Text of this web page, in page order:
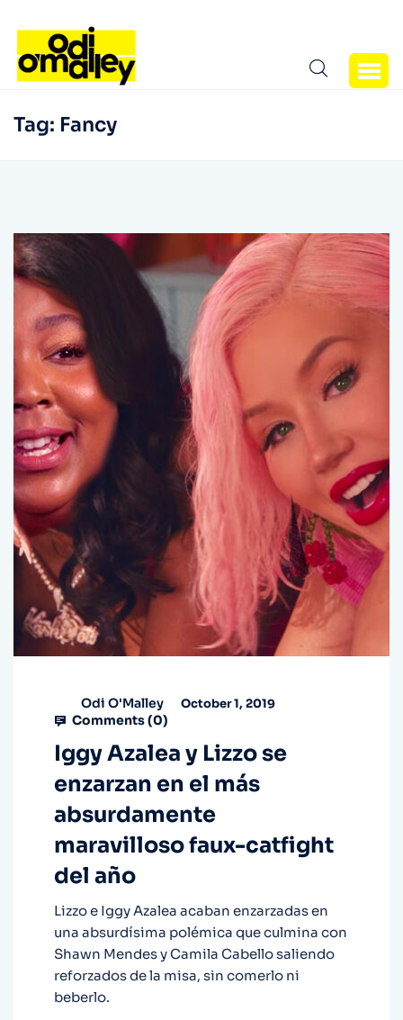
Tag: Fancy
Odi O'Malley October 1, 2019
Comments (0)
Iggy Azalea y Lizzo se
enzarzan en el más
absurdamente
maravilloso faux-catfight
del año
Lizzo e Iggy Azalea acaban enzarzadas en
una absurdísima polémica que culmina con
Shawn Mendes y Camila Cabello saliendo
reforzados de la misa, sin comerlo ni
beberlo.